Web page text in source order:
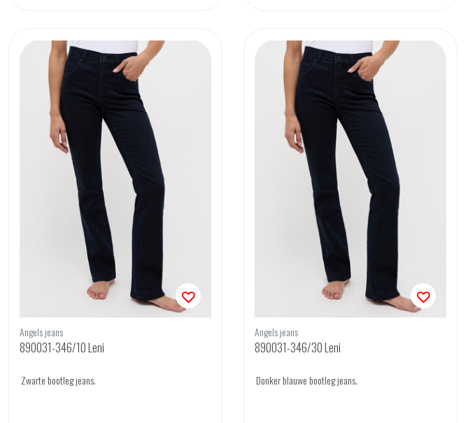
Angels jeans
890031-346/10 Leni
Zwarte bootleg jeans.
Angels jeans
890031-346/30 Leni
Donker blauwe bootleg jeans.